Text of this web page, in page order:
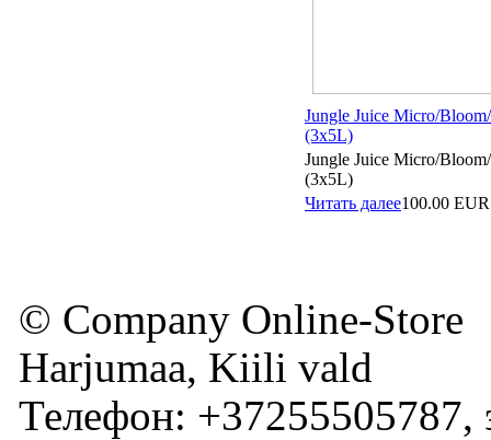
Jungle Juice Micro/
(3x5L)
Jungle Juice Micro/
(3x5L)
Читать далее100.00 EUR
© Company Online-Store
Harjumaa, Kiili vald
Телефон: +37255505787,